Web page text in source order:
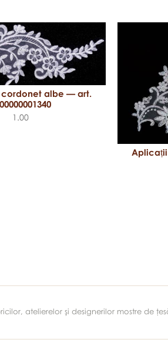
albe — art.
1.00
atelierelor şi designerilor mostre de